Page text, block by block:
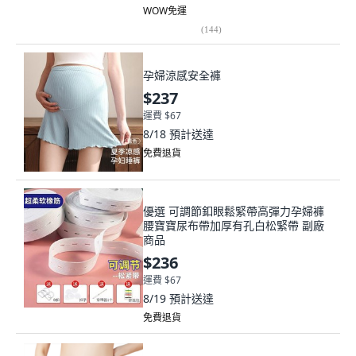
WOW免運
(144)
孕婦涼感安全褲
$237
運費 $67
8/18 預計送達
免費退貨
優選 可調節釦眼鬆緊帶高彈力孕婦褲
腰寶寶尿布帶加厚有孔白松緊帶 副廠
商品
$236
運費 $67
8/19 預計送達
免費退貨